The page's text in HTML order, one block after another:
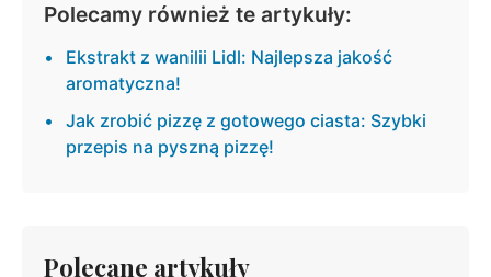
Polecamy również te artykuły:
Ekstrakt z wanilii Lidl: Najlepsza jakość
aromatyczna!
Jak zrobić pizzę z gotowego ciasta: Szybki
przepis na pyszną pizzę!
Polecane artykuły